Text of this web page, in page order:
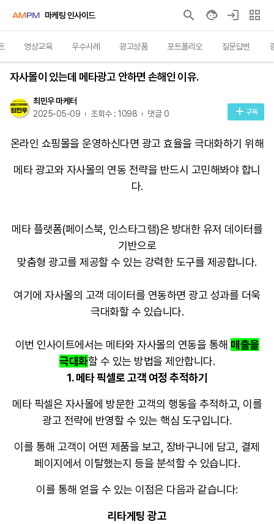
마케팅 인사이드
영상교육 우수사례 광고상품 포트폴리오 질문답변
인사이트
자사몰이 있는데 메타광고 안하면 손해인 이유.
최민우 마케터
2025-05-09
조회수 : 1098 댓글 0 구독
온라인 쇼핑몰을 운영하신다면 광고 효율을 극대화하기 위해
메타 광고와 자사몰의 연동 전략을 반드시 고민해봐야 합니
다.
메타 플랫폼(페이스북 인스타그램)은 방대한 유저 데이터를
기반으로
맞춤형 광고를 제공할 수 있는 강력한 도구를 제공합니다.
여기에 자사몰의 고객 데이터를 연동하면 광고 성과를 더욱
극대화할 수 있습니다.
이번 인사이트에서는 메타와 자사몰의 연동을 통해 매출을
극대화할 수 있는 방법을 제안합니다.
1. 메타 픽셀로 고객 여정 추적하기
메타 픽셀은 자사몰에 방문한 고객의 행동을 추적하고, 이를
광고 전략에 반영할 수 있는 핵심 도구입니다.
이를 통해 고객이 어떤 제품을 보고, 장바구니에 담고, 결제
페이지에서 이탈했는지 등을 분석할 수 있습니다.
이를 통해 얻을 수 있는 이점은 다음과 같습니다:
리타게팅 광고